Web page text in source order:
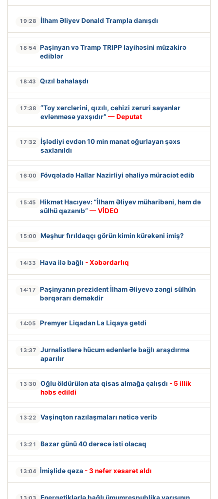
19:28 İlham Əliyev Donald Trampla danışdı
18:54 Paşinyan və Tramp TRIPP layihəsini müzakirə
ediblər
18:43 Qızıl bahalaşdı
17:38
“Toy xərclərini, qızılı, cehizi zəruri sayanlar
evlənməsə yaxşıdır” — Deputat
17:32
İşlədiyi evdən 10 min manat oğurlayan şəxs
saxlanıldı
16:00 Fövqəladə Hallar Nazirliyi əhaliyə müraciət edib
15:45
Hikmət Hacıyev: “İlham Əliyev müharibəni, həm də
sülhü qazanıb” — VİDEO
15:00 Məşhur fırıldaqçı görün kimin kürəkəni imiş?
14:33 Hava ilə bağlı - Xəbərdarlıq
14:17
Paşinyanın prezident İlham Əliyevə zəngi sülhün
bərqərarı deməkdir
14:05 Premyer Liqadan La Liqaya getdi
13:37
Jurnalistlərə hücum edənlərlə bağlı araşdırma
aparılır
13:30 Oğlu öldürülən ata qisas almağa çalışdı - 5 illik
həbs edildi
13:22 Vaşinqton razılaşmaları nəticə verib
13:21 Bazar günü 40 dərəcə isti olacaq
13:04 İmişlidə qəza - 3 nəfər xəsarət aldı
Energetiklərlə bağlı ümumrespublika yarışının